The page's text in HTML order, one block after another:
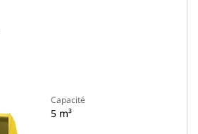
Capacité
5 m³